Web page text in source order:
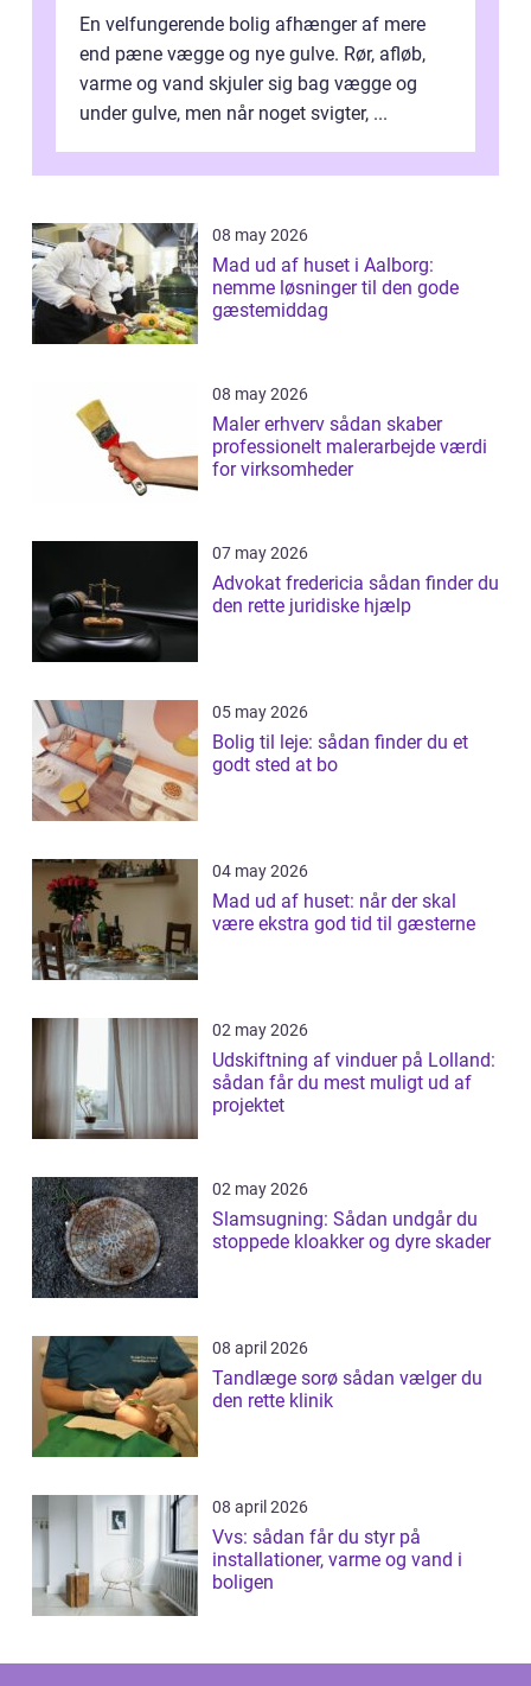
En velfungerende bolig afhænger af mere
end pæne vægge og nye gulve. Rør, afløb,
varme og vand skjuler sig bag vægge og
under gulve, men når noget svigter, ...
08 may 2026
Mad ud af huset i Aalborg:
nemme løsninger til den gode
gæstemiddag
08 may 2026
Maler erhverv sådan skaber
professionelt malerarbejde værdi
for virksomheder
07 may 2026
Advokat fredericia sådan finder du
den rette juridiske hjælp
05 may 2026
Bolig til leje: sådan finder du et
godt sted at bo
04 may 2026
Mad ud af huset: når der skal
være ekstra god tid til gæsterne
02 may 2026
Udskiftning af vinduer på Lolland:
sådan får du mest muligt ud af
projektet
02 may 2026
Slamsugning: Sådan undgår du
stoppede kloakker og dyre skader
08 april 2026
Tandlæge sorø sådan vælger du
den rette klinik
08 april 2026
Vvs: sådan får du styr på
installationer, varme og vand i
boligen